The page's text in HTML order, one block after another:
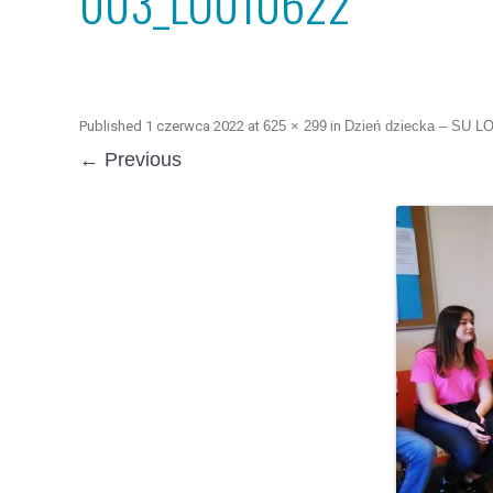
Published 1 czerwca 2022 at 625 × 299 in Dzień dziecka – SU LO
← Previous